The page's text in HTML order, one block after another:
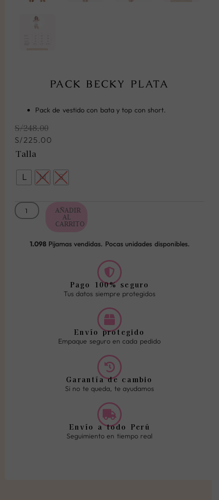
PACK BECKY PLATA
Pack de vestido con bata y top con short.
S/248.00
El
precio
original
era:
S/248.00.
S/ 225.00
El
precio
actual
S/225.00.
Talla
L M S
Pack
Plata
cantidad
AÑADIR
AL
CARRITO
1.098Pijamas vendidas. Pocas unidades disponibles.
Pago 100% seguro
Tus datos siempre protegidos
Envío protegido
Empaque seguro en cada pedido
Garantía de cambio
Si no te queda, te ayudamos
Envío a todo Perú
Seguimiento en tiempo real